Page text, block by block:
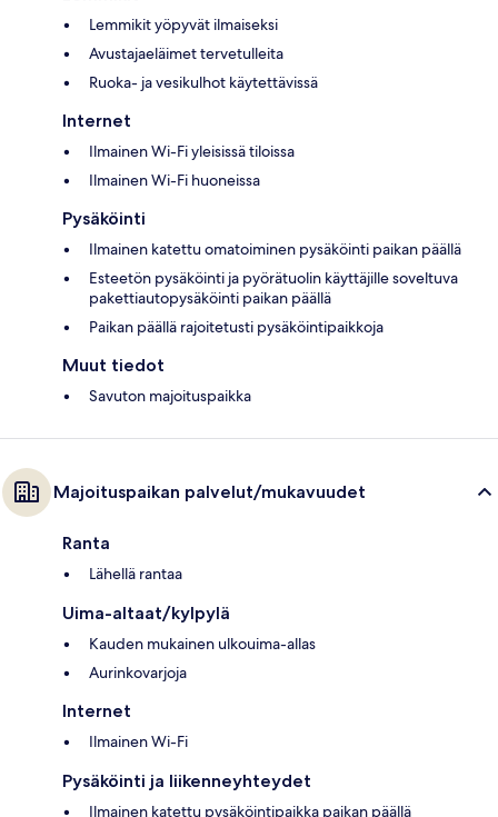
Lemmikit yöpyvät ilmaiseksi
Avustajaeläimet tervetulleita
Ruoka- ja vesikulhot käytettävissä
Internet
Ilmainen Wi-Fi yleisissä tiloissa
Ilmainen Wi-Fi huoneissa
Pysäköinti
Ilmainen katettu omatoiminen pysäköinti paikan päällä
Esteetön pysäköinti ja pyörätuolin käyttäjille soveltuva
pakettiautopysäköinti paikan päällä
Paikan päällä rajoitetusti pysäköintipaikkoja
Muut tiedot
Savuton majoituspaikka
Majoituspaikan palvelut/mukavuudet
Ranta
Lähellä rantaa
Uima-altaat/kylpylä
Kauden mukainen ulkouima-allas
Aurinkovarjoja
Internet
Ilmainen Wi-Fi
Pysäköinti ja liikenneyhteydet
Ilmainen katettu pysäköintipaikka paikan päällä